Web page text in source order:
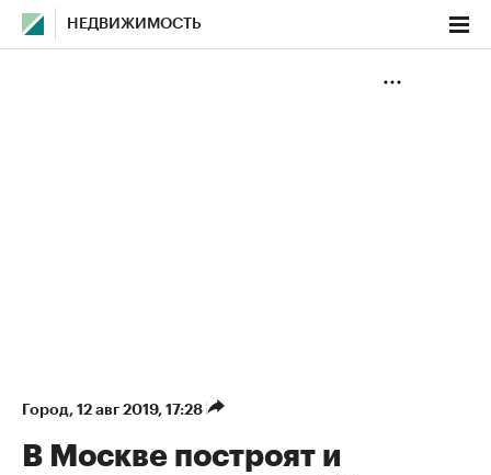
НЕДВИЖИМОСТЬ
Город⁠, 12 авг 2019, 17:28
В Москве построят и